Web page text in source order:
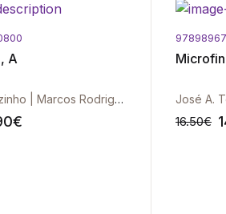
A
Jorge Benzinho | Marcos Rodrigues
€
José A.
16.50€